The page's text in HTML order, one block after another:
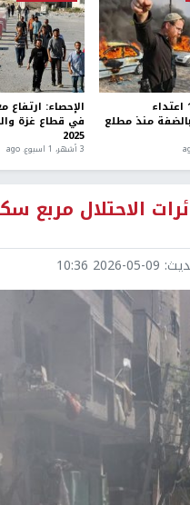
"أوتشا": 1330 اعتداء
منذ مطلع
الإحصاء: ارتفاع
في قطاع غزة
2025
3 أشهر، 1 اسبوع. ago
الاحتلال
2026-05-09 10:36